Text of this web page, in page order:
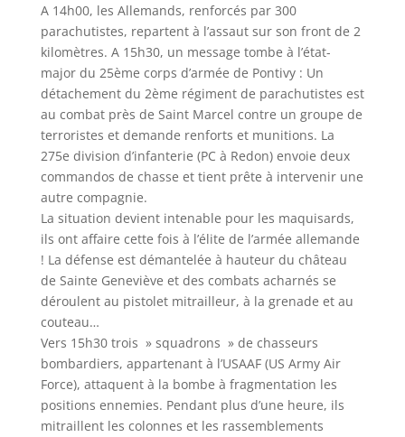
A 14h00, les Allemands, renforcés par 300
parachutistes, repartent à l’assaut sur son front de 2
kilomètres. A 15h30, un message tombe à l’état-
major du 25ème corps d’armée de Pontivy : Un
détachement du 2ème régiment de parachutistes est
au combat près de Saint Marcel contre un groupe de
terroristes et demande renforts et munitions. La
275e division d’infanterie (PC à Redon) envoie deux
commandos de chasse et tient prête à intervenir une
autre compagnie.
La situation devient intenable pour les maquisards,
ils ont affaire cette fois à l’élite de l’armée allemande
! La défense est démantelée à hauteur du château
de Sainte Geneviève et des combats acharnés se
déroulent au pistolet mitrailleur, à la grenade et au
couteau…
Vers 15h30 trois » squadrons » de chasseurs
bombardiers, appartenant à l’USAAF (US Army Air
Force), attaquent à la bombe à fragmentation les
positions ennemies. Pendant plus d’une heure, ils
mitraillent les colonnes et les rassemblements